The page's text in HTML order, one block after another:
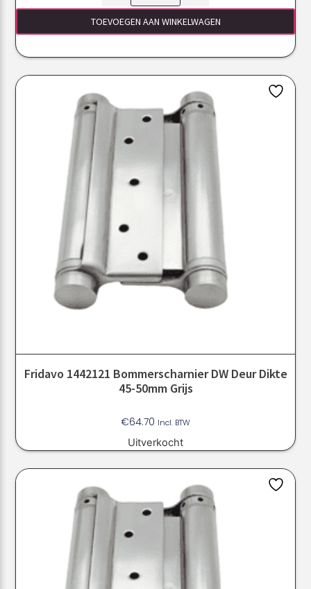
TOEVOEGEN AAN WINKELWAGEN
Fridavo 1442121 Bommerscharnier DW Deur Dikte
45-50mm Grijs
€64.70 Incl. BTW
Uitverkocht